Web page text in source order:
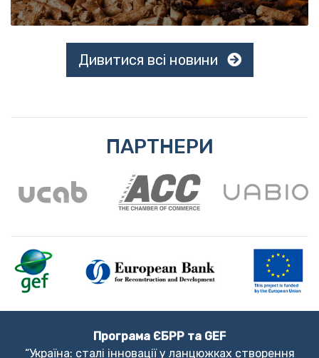
Дивитися всі новини
ПАРТНЕРИ
Програма ЄБРР та GEF
“Україна: сталі інновації у ланцюжках створення